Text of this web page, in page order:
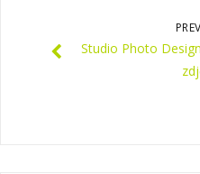
Studio Photo